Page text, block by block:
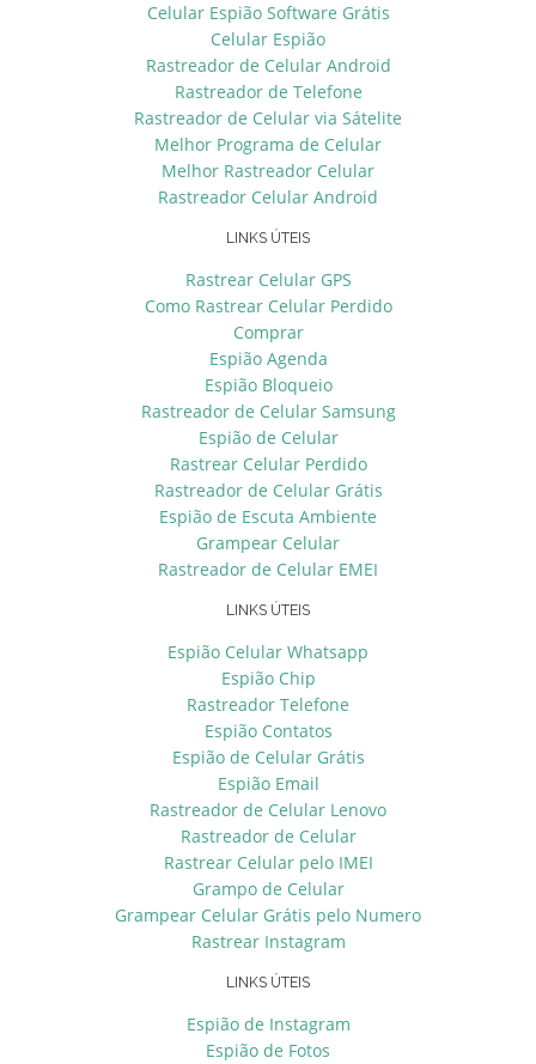
Celular Espião Software Grátis
Celular Espião
Rastreador de Celular Android
Rastreador de Telefone
Rastreador de Celular via Sátelite
Melhor Programa de Celular
Melhor Rastreador Celular
Rastreador Celular Android
LINKS ÚTEIS
Rastrear Celular GPS
Como Rastrear Celular Perdido
Comprar
Espião Agenda
Espião Bloqueio
Rastreador de Celular Samsung
Espião de Celular
Rastrear Celular Perdido
Rastreador de Celular Grátis
Espião de Escuta Ambiente
Grampear Celular
Rastreador de Celular EMEI
LINKS ÚTEIS
Espião Celular Whatsapp
Espião Chip
Rastreador Telefone
Espião Contatos
Espião de Celular Grátis
Espião Email
Rastreador de Celular Lenovo
Rastreador de Celular
Rastrear Celular pelo IMEI
Grampo de Celular
Grampear Celular Grátis pelo Numero
Rastrear Instagram
LINKS ÚTEIS
Espião de Instagram
Espião de Fotos